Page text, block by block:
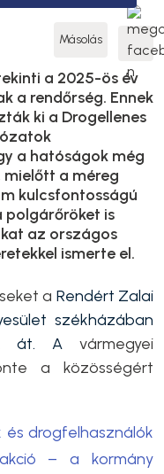
Másolás
a 2025-ös év
a rendőrség. Ennek
ki a Drogellenes
a hatóságok még
a méreg
kulcsfontosságú
polgárőröket is
az országos
ismerte el.
a Rendért Zalai
székházában
át. A vármegyei
a közösségért
és drogfelhasználók
– a kormány